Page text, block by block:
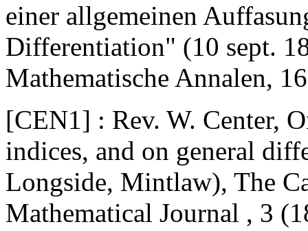
einer allgemeinen
Differentiation" (10 sept.
Mathematische Annalen,
[CEN1] : Rev. W. Center,
indices, and on general
Longside, Mintlaw), The
Mathematical Journal , 3